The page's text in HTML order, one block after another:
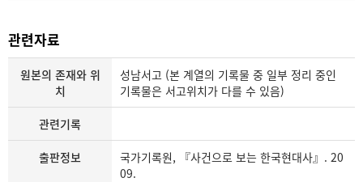
관련자료
원본의 존재와 위
치
성남서고 (본 계열의 기록물 중 일부 정리 중인
기록물은 서고위치가 다를 수 있음)
관련기록
출판정보
국가기록원, 『사건으로 보는 한국현대사』. 20
09.